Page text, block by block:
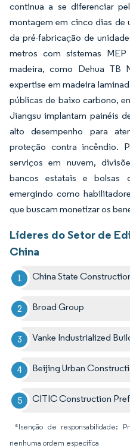
continua a se diferenciar
montagem em cinco dias de
da pré-fabricação de
metros com sistemas MEP
madeira, como Dehua TB
expertise em madeira
públicas de baixo carbono,
Jiangsu implantam painéis
alto desempenho para
proteção contra incêndio.
serviços em nuvem,
bancos estatais e bolsas
emergindo como
que buscam monetizar os
Líderes do Setor de
China
China State
Broad Group
Vanke Industrialized
Beijing Urban
CITIC Construction
*Isenção de responsabilidade:
nenhuma ordem específica